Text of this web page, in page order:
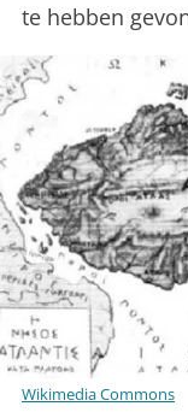
te hebben
Wikimedia Commons